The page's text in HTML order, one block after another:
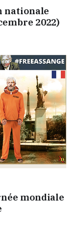
nationale
2022)
mondiale